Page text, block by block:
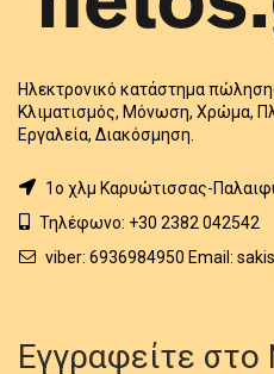
Ηλεκτρονικό κατάστημα
Κλιματισμός, Μόνωση, Χρώμα,
Εργαλεία, Διακόσμηση.
1o χλμ Καρυώτισσας-
Τηλέφωνο: +30 2382 042542
viber: 6936984950 Email:
Εγγραφείτε